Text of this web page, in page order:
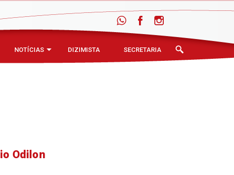
NOTÍCIAS DIZIMISTA SECRETARIA
Odilon